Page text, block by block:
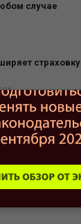
случае
право
после
календарь на